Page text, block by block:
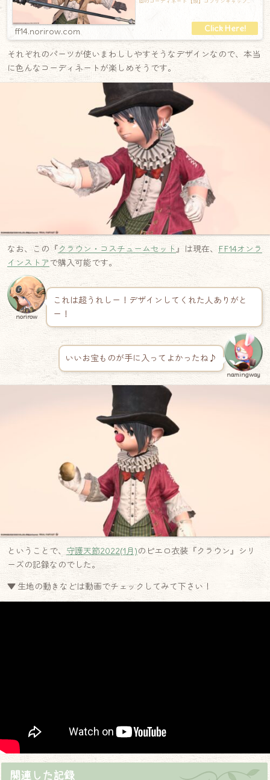
ff14.norirow.com
それぞれのパーツが使いまわししやすそうなデザインなので、本当
に色んなコーディネートが楽しめそうです。
なお、この『クラウン・コスチュームセット』は現在、 FF14オンラ
インストアで購入可能です。
norirow
これは超うれしー！デザインしてくれた人ありがと
ー！
いいお宝ものが手に入ってよかったね♪
namingway
ということで、 守護天節2022(1月)のピエロ衣装『クラウン』シリ
ーズの記録なのでした。
▼ 生地の動きなどは動画でチェックしてみて下さい！
関連した記録